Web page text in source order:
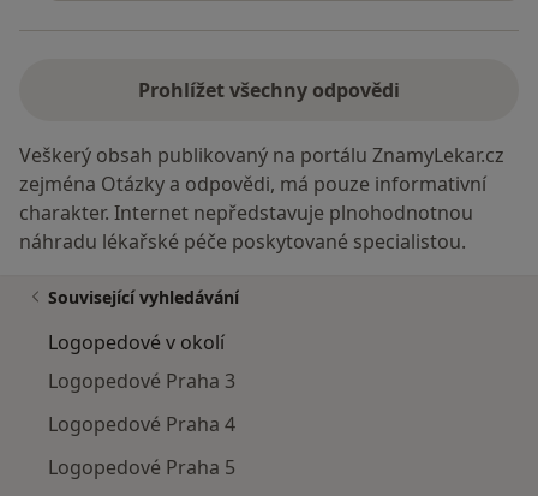
Prohlížet všechny odpovědi
Veškerý obsah publikovaný na portálu ZnamyLekar.cz
zejména Otázky a odpovědi, má pouze informativní
charakter. Internet nepředstavuje plnohodnotnou
náhradu lékařské péče poskytované specialistou.
Související vyhledávání
Logopedové v okolí
Logopedové Praha 3
Logopedové Praha 4
Logopedové Praha 5